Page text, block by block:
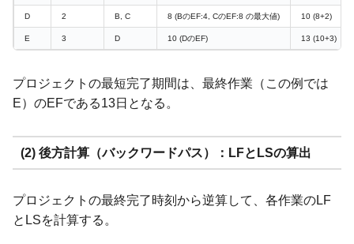
D 2 B, C 8 (BのEF:4, CのEF:8 の最大値) 10 (8+2)
E 3 D 10 (DのEF) 13 (10+3)
プロジェクトの最短完了期間は、最終作業（この例では
E）のEFである13日となる。
(2) 後方計算（バックワードパス）：LFとLSの算出
プロジェクトの最終完了時刻から逆算して、各作業のLF
とLSを計算する。